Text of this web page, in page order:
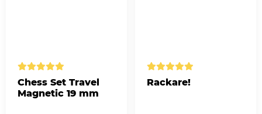
Chess Set Travel
Magnetic 19 mm
Rackare!